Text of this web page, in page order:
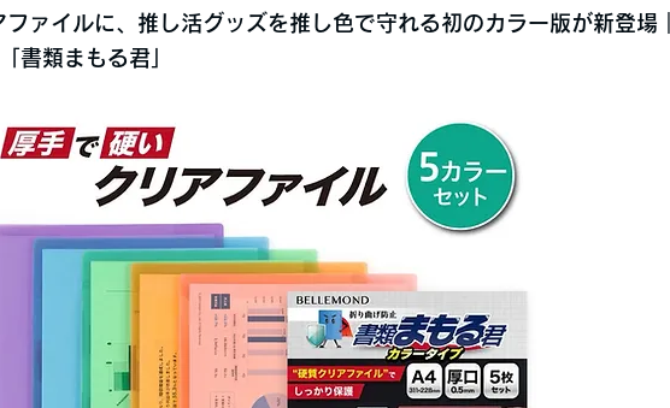
ァイルに、推し活グッズを推し色で守れる初のカラー版が新登場｜
書類まもる君」